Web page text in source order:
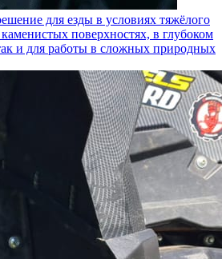
для езды в условиях тяжёлого
поверхностях, в глубоком
и для работы в сложных природных